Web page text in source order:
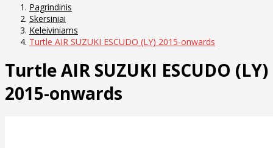
Pagrindinis
Skersiniai
Keleiviniams
Turtle AIR SUZUKI ESCUDO (LY) 2015-onwards
Turtle AIR SUZUKI ESCUDO (LY)
2015-onwards